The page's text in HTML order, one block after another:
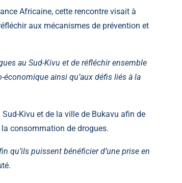
Africaine, cette rencontre visait à
aux mécanismes de prévention et
au Sud-Kivu et de réfléchir ensemble
ainsi qu’aux défis liés à la
Kivu et de la ville de Bukavu afin de
consommation de drogues.
qu’ils puissent bénéficier d’une prise en